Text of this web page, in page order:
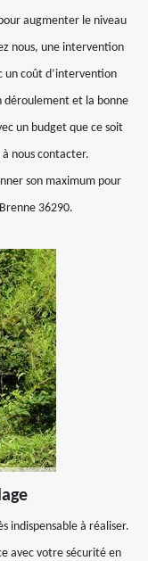
augmenter le niveau
nous, une intervention
un coût d’intervention
déroulement et la bonne
un budget que ce soit
à nous contacter.
son maximum pour
36290.
indispensable à réaliser.
avec votre sécurité en